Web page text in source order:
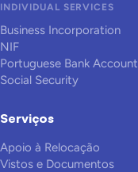
INDIVIDUAL SERVICES
Business Incorporation
NIF
Portuguese Bank Account
Social Security
Serviços
Apoio à Relocação
Vistos e Documentos